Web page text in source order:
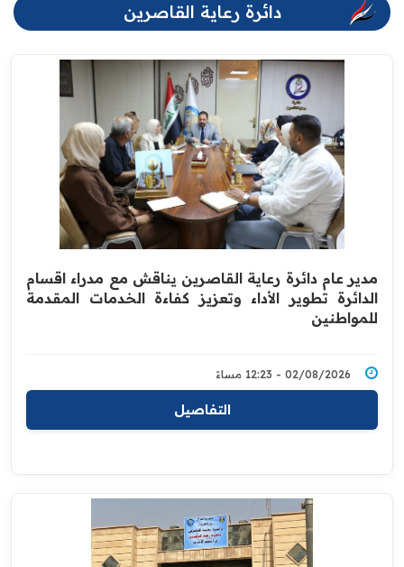
دائرة رعاية القاصرين
مدير عام دائرة رعاية القاصرين يناقش مع مدراء اقسام
الدائرة تطوير الأداء وتعزيز كفاءة الخدمات المقدمة
للمواطنين
02/08/2026 - 12:23 مساءً
التفاصيل